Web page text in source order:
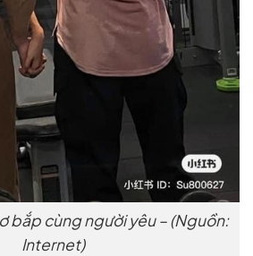
bắp cùng người yêu – (Nguồn:
Internet)